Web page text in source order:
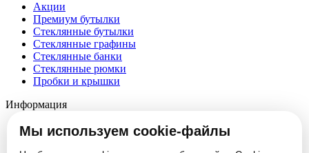
Акции
Премиум бутылки
Стеклянные бутылки
Стеклянные графины
Стеклянные банки
Стеклянные рюмки
Пробки и крышки
Информация
О компании
Мы используем cookie-файлы